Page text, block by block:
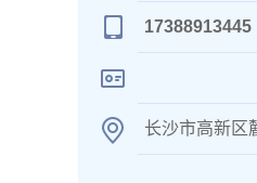
17388913445
长沙市高新区